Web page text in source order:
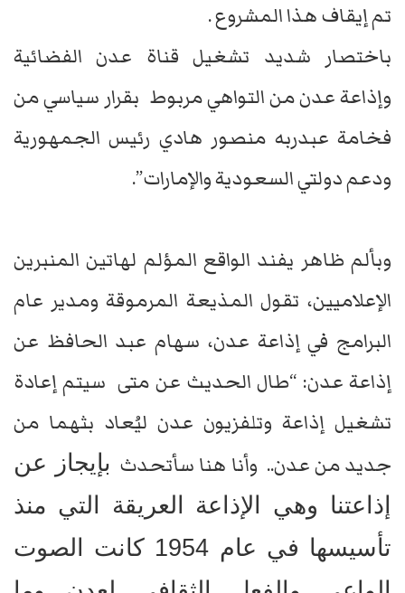
تم إيقاف هذا المشروع .
باختصار شديد تشغيل قناة عدن الفضائية
وإذاعة عدن من التواهي مربوط بقرار سياسي من
فخامة عبدربه منصور هادي رئيس الجمهورية
ودعم دولتي السعودية والإمارات”.
وبألم ظاهر يفند الواقع المؤلم لهاتين المنبرين
الإعلاميين، تقول المذيعة المرموقة ومدير عام
البرامج في إذاعة عدن، سهام عبد الحافظ عن
إذاعة عدن: “طال الحديث عن متى سيتم إعادة
تشغيل إذاعة وتلفزيون عدن ليُعاد بثهما من
جديد من عدن.. وأنا هنا سأتحدث بإيجاز عن
إذاعتنا وهي الإذاعة العريقة التي منذ
تأسيسها في عام 1954 كانت الصوت